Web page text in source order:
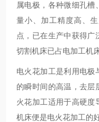
属电极，各种微细孔槽
量小、加工精度高、
点，已在生产中获得
切割机床已占电加工机
电火花加工是利用电极
的瞬时间的高温，去层
火花加工适用于高硬度
机床便是电火花加工的